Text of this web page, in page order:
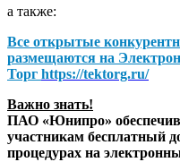
а также:
Все открытые
размещаются на
Торг https://tektorg.ru/
Важно знать!
ПАО «Юнипро»
участникам бесплатный
процедурах на